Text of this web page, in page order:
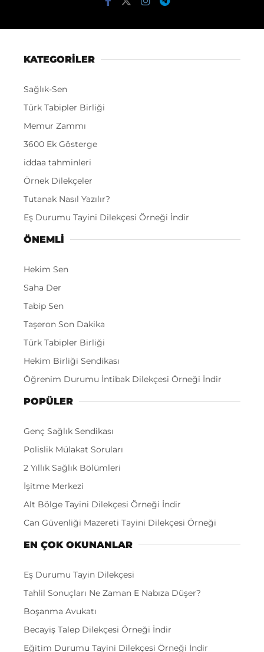
KATEGORİLER
Sağlık-Sen
Türk Tabipler Birliği
Memur Zammı
3600 Ek Gösterge
iddaa tahminleri
Örnek Dilekçeler
Tutanak Nasıl Yazılır?
Eş Durumu Tayini Dilekçesi Örneği İndir
ÖNEMLI
Hekim Sen
Saha Der
Tabip Sen
Taşeron Son Dakika
Türk Tabipler Birliği
Hekim Birliği Sendikası
Öğrenim Durumu İntibak Dilekçesi Örneği İndir
POPÜLER
Genç Sağlık Sendikası
Polislik Mülakat Soruları
2 Yıllık Sağlık Bölümleri
İşitme Merkezi
Alt Bölge Tayini Dilekçesi Örneği İndir
Can Güvenliği Mazereti Tayini Dilekçesi Örneği
EN ÇOK OKUNANLAR
Eş Durumu Tayin Dilekçesi
Tahlil Sonuçları Ne Zaman E Nabıza Düşer?
Boşanma Avukatı
Becayiş Talep Dilekçesi Örneği İndir
Eğitim Durumu Tayini Dilekçesi Örneği İndir